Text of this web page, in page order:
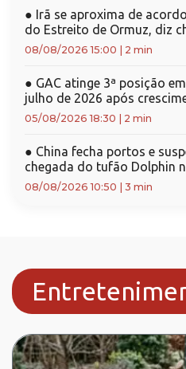
● Irã se aproxima de
do Estreito de Ormuz, diz
08/08/2026 15:00 2 min
● GAC atinge 3ª posição
julho de 2026 após
05/08/2026 18:30 2 min
● China fecha portos e
chegada do tufão Dolphin
08/08/2026 10:50 3 min